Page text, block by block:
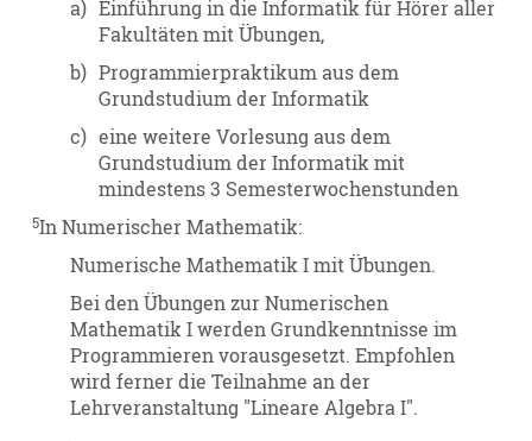
a) Einführung in die Informatik für Hörer aller
Fakultäten mit Übungen,
b) Programmierpraktikum aus dem
Grundstudium der Informatik
c) eine weitere Vorlesung aus dem
Grundstudium der Informatik mit
mindestens 3 Semesterwochenstunden
5In Numerischer Mathematik:
Numerische Mathematik I mit Übungen.
Bei den Übungen zur Numerischen
Mathematik I werden Grundkenntnisse im
Programmieren vorausgesetzt. Empfohlen
wird ferner die Teilnahme an der
Lehrveranstaltung "Lineare Algebra I".